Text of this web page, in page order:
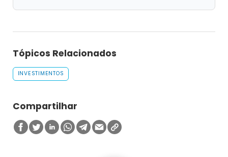
Tópicos Relacionados
INVESTIMENTOS
Compartilhar